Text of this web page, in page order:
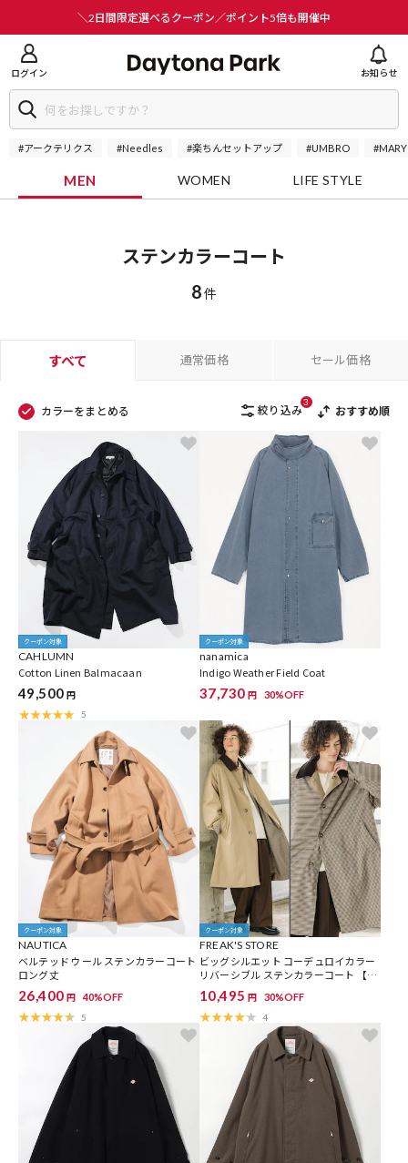
＼2日間限定選べるクーポン／ポイント5倍も開催中
ログイン お知らせ
#アークテリクス #Needles #楽ちんセットアップ #UMBRO
MEN WOMEN LIFE STYLE
ステンカラーコート
8件
すべて 通常価格 セール価格
カラーをまとめる 絞り込み
3
おすすめ順
クーポン対象
CAHLUMN
Cotton Linen Balmacaan
49,500 円
5
クーポン対象
nanamica
Indigo Weather Field Coat
37,730 円 30%OFF
クーポン対象
NAUTICA
ベルテッド ウール ステンカラーコート
ロング丈
26,400 円 40%OFF
5
クーポン対象
FREAK'S STORE
ビッグシルエット コーデュロイカラー
リバーシブル ステンカラーコート 【限
定展開】
10,495 円 30%OFF
4